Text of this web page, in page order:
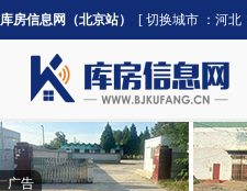
库房信息网（北京站） [ 切换城市 ： 河北
广告